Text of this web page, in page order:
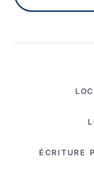
ÉCRITURE